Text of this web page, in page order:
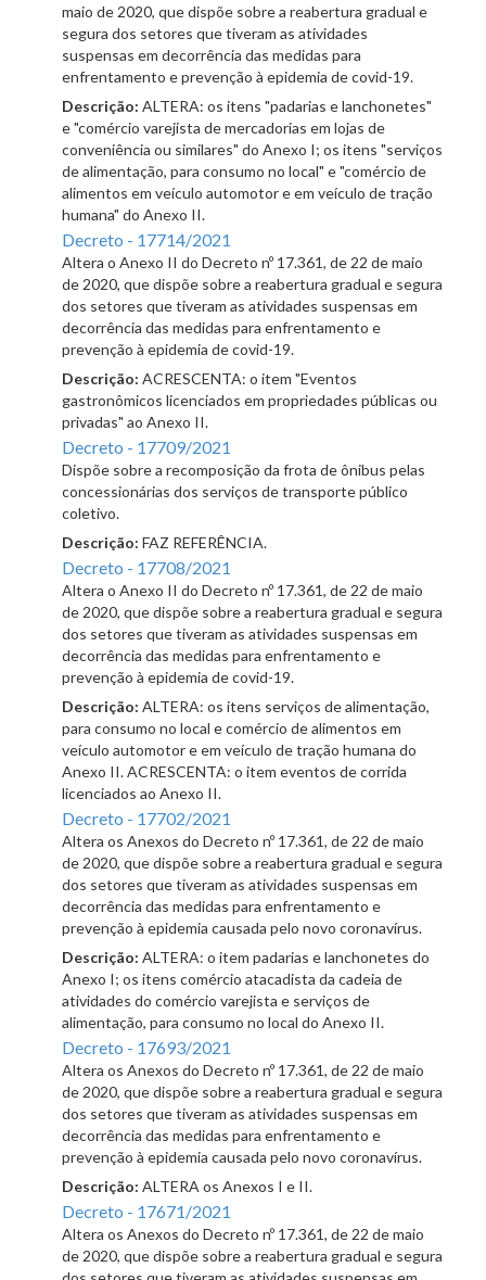
maio de 2020, que dispõe sobre a reabertura gradual e
segura dos setores que tiveram as atividades
suspensas em decorrência das medidas para
enfrentamento e prevenção à epidemia de covid-19.
Descrição: ALTERA: os itens "padarias e lanchonetes"
e "comércio varejista de mercadorias em lojas de
conveniência ou similares" do Anexo I; os itens "serviços
de alimentação, para consumo no local" e "comércio de
alimentos em veículo automotor e em veículo de tração
humana" do Anexo II.
Decreto - 17714/2021
Altera o Anexo II do Decreto nº 17.361, de 22 de maio
de 2020, que dispõe sobre a reabertura gradual e segura
dos setores que tiveram as atividades suspensas em
decorrência das medidas para enfrentamento e
prevenção à epidemia de covid-19.
Descrição: ACRESCENTA: o item "Eventos
gastronômicos licenciados em propriedades públicas ou
privadas" ao Anexo II.
Decreto - 17709/2021
Dispõe sobre a recomposição da frota de ônibus pelas
concessionárias dos serviços de transporte público
coletivo.
Descrição: FAZ REFERÊNCIA.
Decreto - 17708/2021
Altera o Anexo II do Decreto nº 17.361, de 22 de maio
de 2020, que dispõe sobre a reabertura gradual e segura
dos setores que tiveram as atividades suspensas em
decorrência das medidas para enfrentamento e
prevenção à epidemia de covid-19.
Descrição: ALTERA: os itens serviços de alimentação,
para consumo no local e comércio de alimentos em
veículo automotor e em veículo de tração humana do
Anexo II. ACRESCENTA: o item eventos de corrida
licenciados ao Anexo II.
Decreto - 17702/2021
Altera os Anexos do Decreto nº 17.361, de 22 de maio
de 2020, que dispõe sobre a reabertura gradual e segura
dos setores que tiveram as atividades suspensas em
decorrência das medidas para enfrentamento e
prevenção à epidemia causada pelo novo coronavírus.
Descrição: ALTERA: o item padarias e lanchonetes do
Anexo I; os itens comércio atacadista da cadeia de
atividades do comércio varejista e serviços de
alimentação, para consumo no local do Anexo II.
Decreto - 17693/2021
Altera os Anexos do Decreto nº 17.361, de 22 de maio
de 2020, que dispõe sobre a reabertura gradual e segura
dos setores que tiveram as atividades suspensas em
decorrência das medidas para enfrentamento e
prevenção à epidemia causada pelo novo coronavírus.
Descrição: ALTERA os Anexos I e II.
Decreto - 17671/2021
Altera os Anexos do Decreto nº 17.361, de 22 de maio
de 2020, que dispõe sobre a reabertura gradual e segura